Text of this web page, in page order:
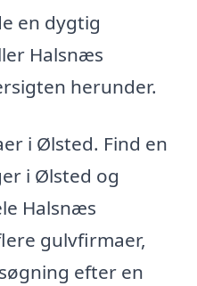
en dygtig
Halsnæs
herunder.
i Ølsted. Find en
i Ølsted og
Halsnæs
gulvfirmaer,
efter en